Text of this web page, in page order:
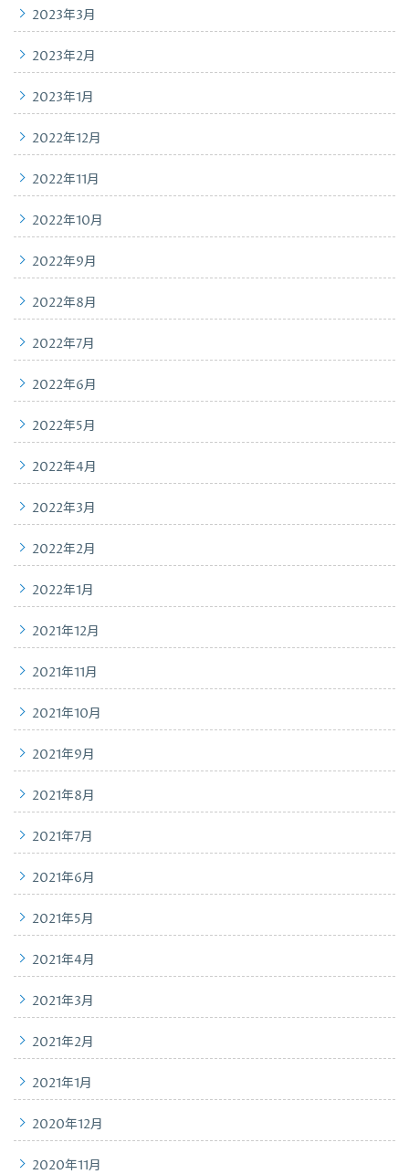
2023年3月
2023年2月
2023年1月
2022年12月
2022年11月
2022年10月
2022年9月
2022年8月
2022年7月
2022年6月
2022年5月
2022年4月
2022年3月
2022年2月
2022年1月
2021年12月
2021年11月
2021年10月
2021年9月
2021年8月
2021年7月
2021年6月
2021年5月
2021年4月
2021年3月
2021年2月
2021年1月
2020年12月
2020年11月